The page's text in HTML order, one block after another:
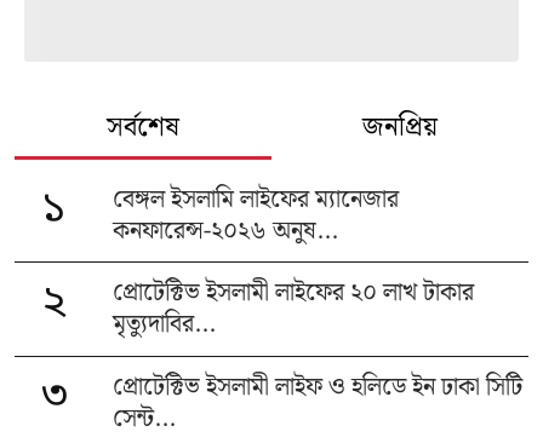
সর্বশেষ জনপ্রিয়
১
বেঙ্গল ইসলামি লাইফের ম্যানেজার
কনফারেন্স-২০২৬ অনুষ...
২
প্রোটেক্টিভ ইসলামী লাইফের ২০ লাখ টাকার
মৃত্যুদাবির...
৩
প্রোটেক্টিভ ইসলামী লাইফ ও হলিডে ইন ঢাকা সিটি
সেন্ট...